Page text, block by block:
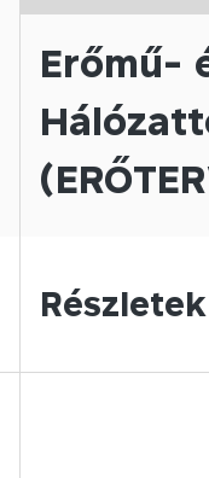
Erőmű-
Részletek